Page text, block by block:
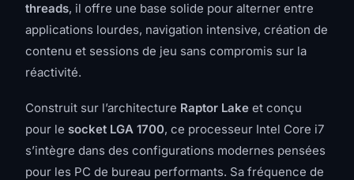
threads, il offre une base solide pour alterner entre
applications lourdes, navigation intensive, création de
contenu et sessions de jeu sans compromis sur la
réactivité.
Construit sur l’architecture Raptor Lake et conçu
pour le socket LGA 1700, ce processeur Intel Core i7
s’intègre dans des configurations modernes pensées
pour les PC de bureau performants. Sa fréquence de